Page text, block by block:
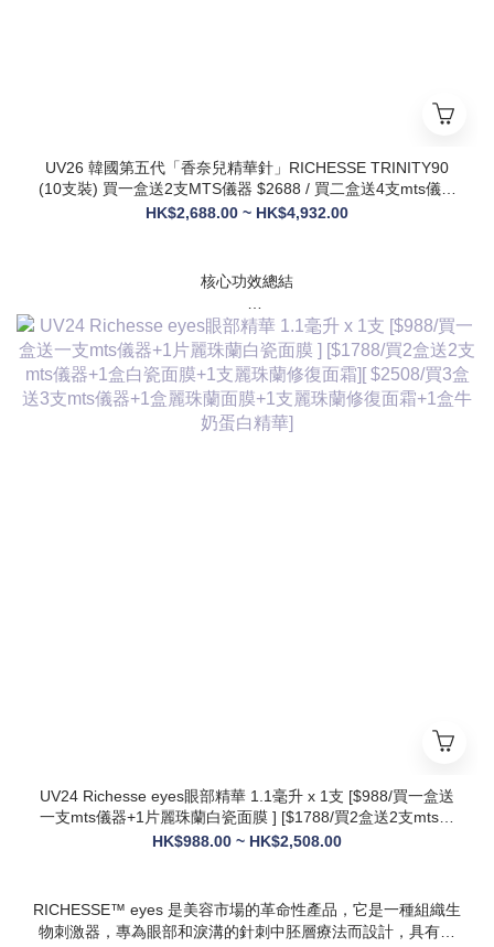
UV26 韓國第五代「香奈兒精華針」RICHESSE TRINITY90
(10支裝) 買一盒送2支MTS儀器 $2688 / 買二盒送4支mts儀器
+1盒麗珠蘭面膜+1支麗珠蘭修復面霜 $3288
HK$2,688.00 ~ HK$4,932.00
核心功效總結
✅ 膠原新生：促進膠原蛋白合成，改善皮膚自然代謝，淡化皺
紋、緊致輪廓
✅ 修護煥膚：改善痤瘡疤痕、色素沈著，修復受損肌膚屏障
✅ 營養供給：為皮膚提供全方位營養，增強彈性與光澤感
✅ 水潤亮白：深層補水鎖水，提亮膚色，讓肌膚通透飽滿
✅ 抗衰維穩：調節皮膚狀態，改善敏感與暗沈，維持健康年輕
UV24 Richesse eyes眼部精華 1.1毫升 x 1支 [$988/買一盒送
一支mts儀器+1片麗珠蘭白瓷面膜 ] [$1788/買2盒送2支mts儀
器+1盒白瓷面膜+1支麗珠蘭修復面霜][ $2508/買3盒送3支mts
HK$988.00 ~ HK$2,508.00
RICHESSE™ eyes 是美容市場的革命性產品，它是一種組織生
物刺激器，專為眼部和淚溝的針刺中胚層療法而設計，具有填